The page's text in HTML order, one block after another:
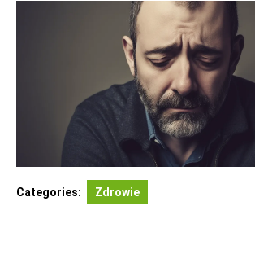
Categories: Zdrowie